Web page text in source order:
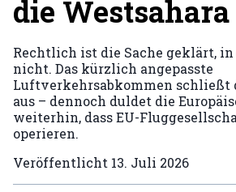
die Westsahara
Rechtlich ist die Sache geklärt, in
nicht. Das kürzlich angepasste
Luftverkehrsabkommen schließt
aus – dennoch duldet die
weiterhin, dass EU-
operieren.
Veröffentlicht 13. Juli 2026